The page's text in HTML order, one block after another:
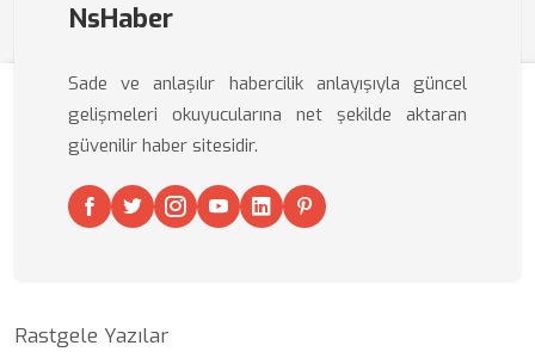
NsHaber
Sade ve anlaşılır habercilik anlayışıyla güncel
gelişmeleri okuyucularına net şekilde aktaran
güvenilir haber sitesidir.
Rastgele Yazılar